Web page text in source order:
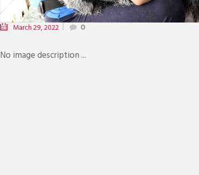
March 29, 2022 0
No image description ...